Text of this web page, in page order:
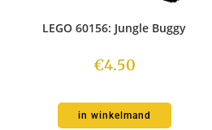
LEGO 60156: Jungle Buggy
€4.50
in winkelmand